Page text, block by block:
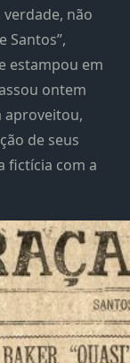
não
Santos”,
estampou em
ontem
aproveitou,
de seus
fictícia com a